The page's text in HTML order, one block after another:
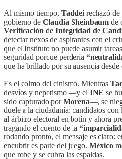
Al mismo tiempo, Taddei rechazó de
gobierno de Claudia Sheinbaum de
Verificación de Integridad de
detectar nexos de aspirantes con el
que el Instituto no puede asumir
seguridad porque perdería
que ha brillado por su ausencia
Es el colmo del cinismo. Mientras
desvíos y nepotismo —y el INE se
sido capturado porMorena—, se
duele a la ciudadanía: candidatos con
al árbitro electoral en botín y ahora
tragando el cuento de la
rodando pronto, el mensaje es claro:
encubrir es parte del juego. México
que robe y se cubra las espaldas.